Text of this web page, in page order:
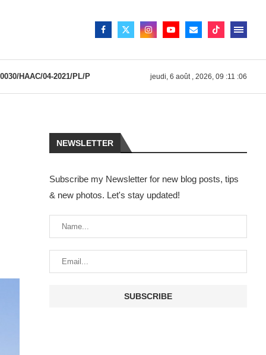
HAAC/04-2021/PL/P jeudi, 6 août , 2026, 09 :11 :06
NEWSLETTER
Subscribe my Newsletter for new blog posts, tips
& new photos. Let's stay updated!